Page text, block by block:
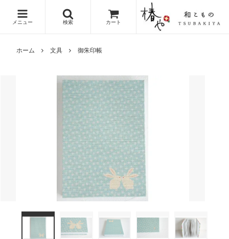
メニュー 検索 カート
ホーム 文具 御朱印帳